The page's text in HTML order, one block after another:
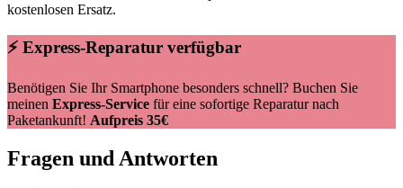
kostenlosen Ersatz.
⚡ Express-Reparatur verfügbar
Benötigen Sie Ihr Smartphone besonders schnell? Buchen Sie
meinen Express-Service für eine sofortige Reparatur nach
Paketankunft! Aufpreis 35€
Fragen und Antworten